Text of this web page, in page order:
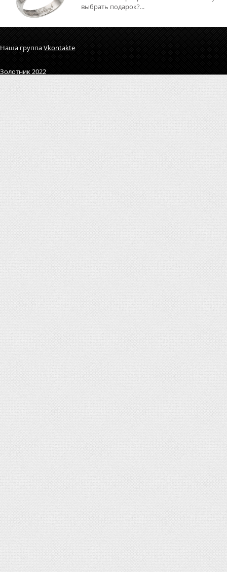
выбрать подарок?...
Наша группаVkontakte
Золотник 2022